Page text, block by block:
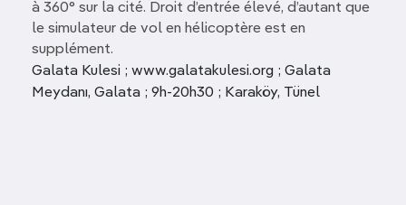
à 360° sur la cité. Droit d’entrée élevé, d’autant que
le simulateur de vol en hélicoptère est en
supplément.
Galata Kulesi ; www.galatakulesi.org ; Galata
Meydanı, Galata ; 9h-20h30 ; Karaköy, Tünel